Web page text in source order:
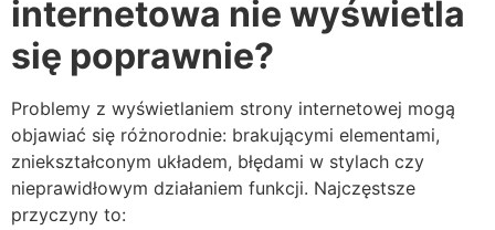
internetowa nie wyświetla
się poprawnie?
Problemy z wyświetlaniem strony internetowej mogą
objawiać się różnorodnie: brakującymi elementami,
zniekształconym układem, błędami w stylach czy
nieprawidłowym działaniem funkcji. Najczęstsze
przyczyny to: